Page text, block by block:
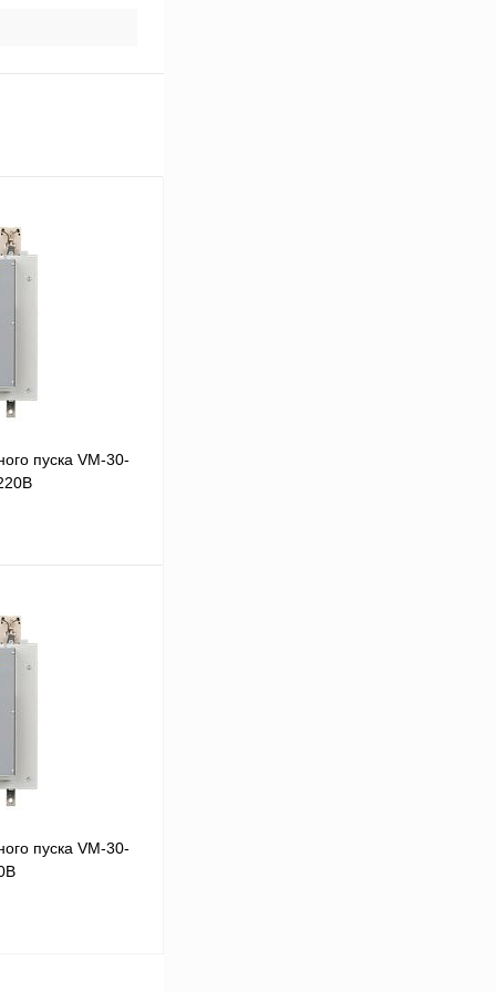
пуска VM-30-
пуска VM-30-